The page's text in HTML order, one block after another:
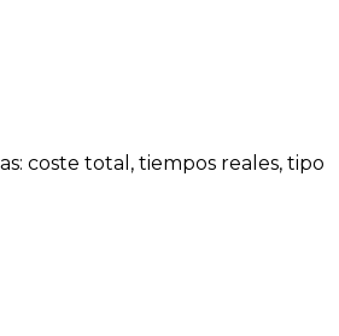
coste total, tiempos reales, tipo